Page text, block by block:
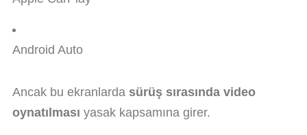
Android Auto
Ancak bu ekranlarda sürüş sırasında video
oynatılması yasak kapsamına girer.